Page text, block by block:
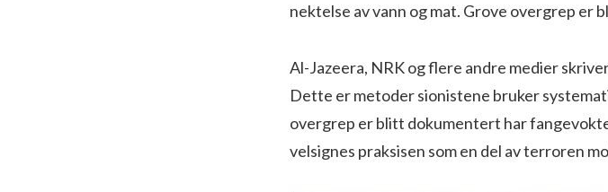
nektelse av vann og mat. Grove overgrep
Al-Jazeera, NRK og flere andre medier
Dette er metoder sionistene bruker
overgrep er blitt dokumentert har
velsignes praksisen som en del av terroren